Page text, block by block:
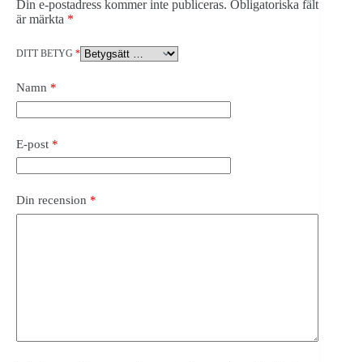
Din e-postadress kommer inte publiceras. Obligatoriska fält
är märkta *
DITT BETYG *
Namn *
E-post *
Din recension *